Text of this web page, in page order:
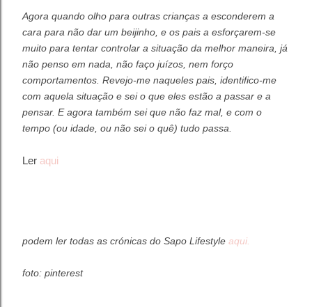
Agora quando olho para outras crianças a esconderem a
cara para não dar um beijinho, e os pais a esforçarem-se
muito para tentar controlar a situação da melhor maneira, já
não penso em nada, não faço juízos, nem forço
comportamentos. Revejo-me naqueles pais, identifico-me
com aquela situação e sei o que eles estão a passar e a
pensar. E agora também sei que não faz mal, e com o
tempo (ou idade, ou não sei o quê) tudo passa.
Ler aqui
podem ler todas as crónicas do Sapo Lifestyle aqui.
foto: pinterest